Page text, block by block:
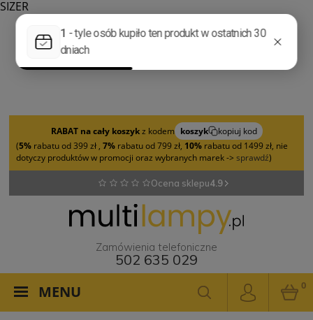
RABAT na cały koszykz kodem koszyk
kopiuj kod
(5% rabatu od 399 zł , 7% rabatu od 799 zł, 10% rabatu od 1499 zł, nie
dotyczy produktów w promocji oraz wybranych marek -> sprawdź)
Ocena sklepu4.9
Zamówienia telefoniczne
502 635 029
MENU 0
SIZER